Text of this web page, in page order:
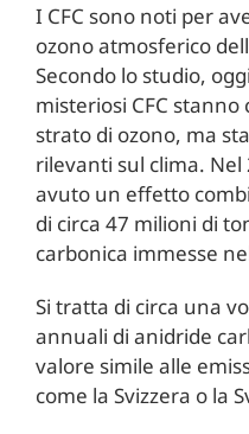
I CFC sono noti per
ozono atmosferico
Secondo lo studio,
misteriosi CFC
strato di ozono, ma
rilevanti sul clima. Nel
avuto un effetto
di circa 47 milioni di
carbonica immesse
Si tratta di circa una
annuali di anidride
valore simile alle
come la Svizzera o la